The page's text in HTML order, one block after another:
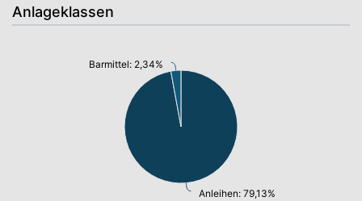
Anlageklassen
Anleihen: 79,13%
Barmittel: 2,34%